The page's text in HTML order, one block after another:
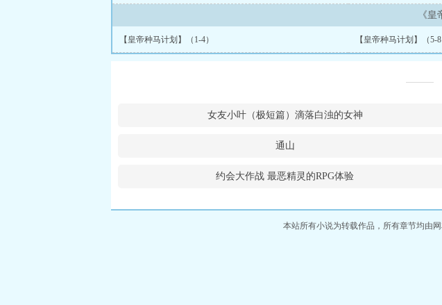
《
【皇帝种马计划】（1-4） 【皇帝种马计划】（5-8
女友小叶（极短篇）滴落白浊的女神
通山
约会大作战 最恶精灵的RPG体验
本站所有小说为转载作品，所有章节均由